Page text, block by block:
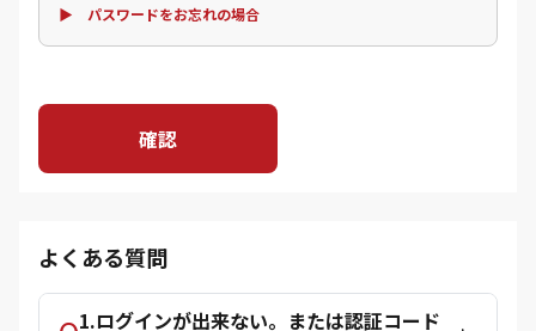
▶ パスワードをお忘れの場合
確認
よくある質問
1.ログインが出来ない。または認証コード